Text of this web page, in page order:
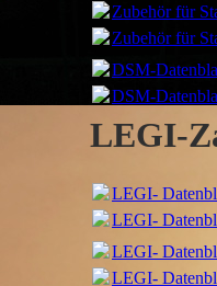
Zubehör für
Zubehör für
DSM-
DSM-
LEGI-
LEGI-
LEGI-
LEGI-
LEGI-